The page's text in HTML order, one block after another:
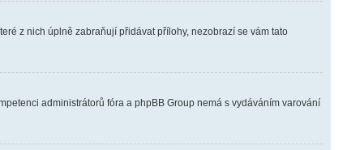
z nich úplně zabraňují přidávat přílohy, nezobrazí se vám tato
administrátorů fóra a phpBB Group nemá s vydáváním varování